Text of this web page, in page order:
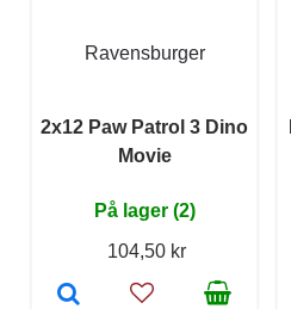
Ravensburger
2x12 Paw Patrol 3 Dino
Movie
På lager (2)
104,50 kr